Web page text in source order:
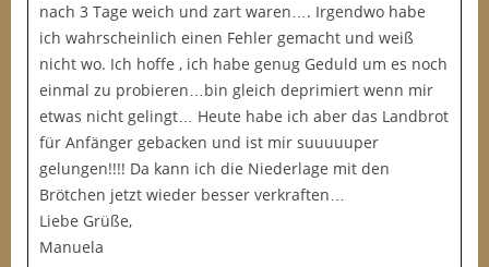
nach 3 Tage weich und zart waren…. Irgendwo habe
ich wahrscheinlich einen Fehler gemacht und weiß
nicht wo. Ich hoffe , ich habe genug Geduld um es noch
einmal zu probieren…bin gleich deprimiert wenn mir
etwas nicht gelingt… Heute habe ich aber das Landbrot
für Anfänger gebacken und ist mir suuuuuper
gelungen!!!! Da kann ich die Niederlage mit den
Brötchen jetzt wieder besser verkraften…
Liebe Grüße,
Manuela